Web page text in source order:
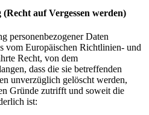
auf Vergessen werden)
personenbezogener Daten
vom Europäischen Richtlinien- und
Recht, von dem
dass die sie betreffenden
unverzüglich gelöscht werden,
Gründe zutrifft und soweit die
ist: